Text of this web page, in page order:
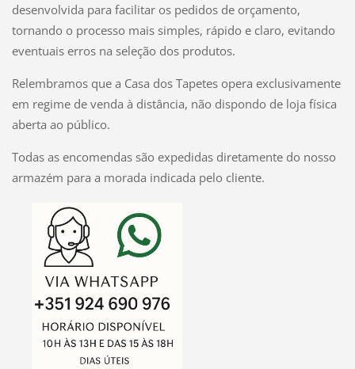
desenvolvida para facilitar os pedidos de orçamento,
tornando o processo mais simples, rápido e claro, evitando
eventuais erros na seleção dos produtos.
Relembramos que a Casa dos Tapetes opera exclusivamente
em regime de venda à distância, não dispondo de loja física
aberta ao público.
Todas as encomendas são expedidas diretamente do nosso
armazém para a morada indicada pelo cliente.